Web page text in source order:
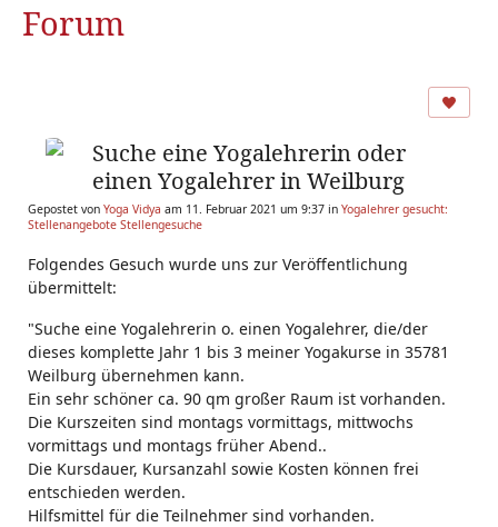
Forum
Suche eine Yogalehrerin oder
einen Yogalehrer in Weilburg
Gepostet von Yoga Vidya am 11. Februar 2021 um 9:37 in Yogalehrer gesucht:
Stellenangebote Stellengesuche
Folgendes Gesuch wurde uns zur Veröffentlichung
übermittelt:
"Suche eine Yogalehrerin o. einen Yogalehrer, die/der
dieses komplette Jahr 1 bis 3 meiner Yogakurse in 35781
Weilburg übernehmen kann.
Ein sehr schöner ca. 90 qm großer Raum ist vorhanden.
Die Kurszeiten sind montags vormittags, mittwochs
vormittags und montags früher Abend..
Die Kursdauer, Kursanzahl sowie Kosten können frei
entschieden werden.
Hilfsmittel für die Teilnehmer sind vorhanden.